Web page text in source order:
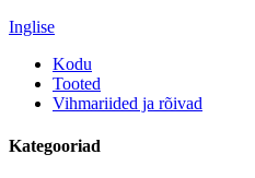
Inglise
Kodu
Tooted
Vihmariided ja rõivad
Kategooriad